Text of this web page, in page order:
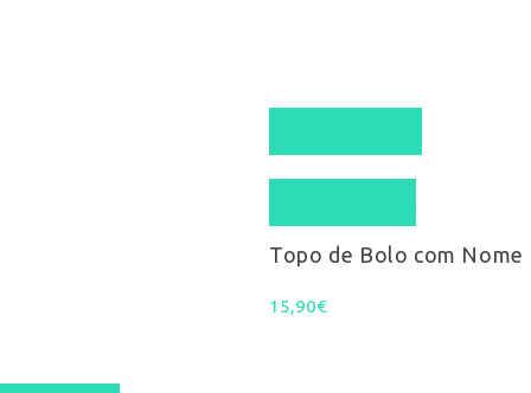
This
Topo de Bolo com Nome
15,90€